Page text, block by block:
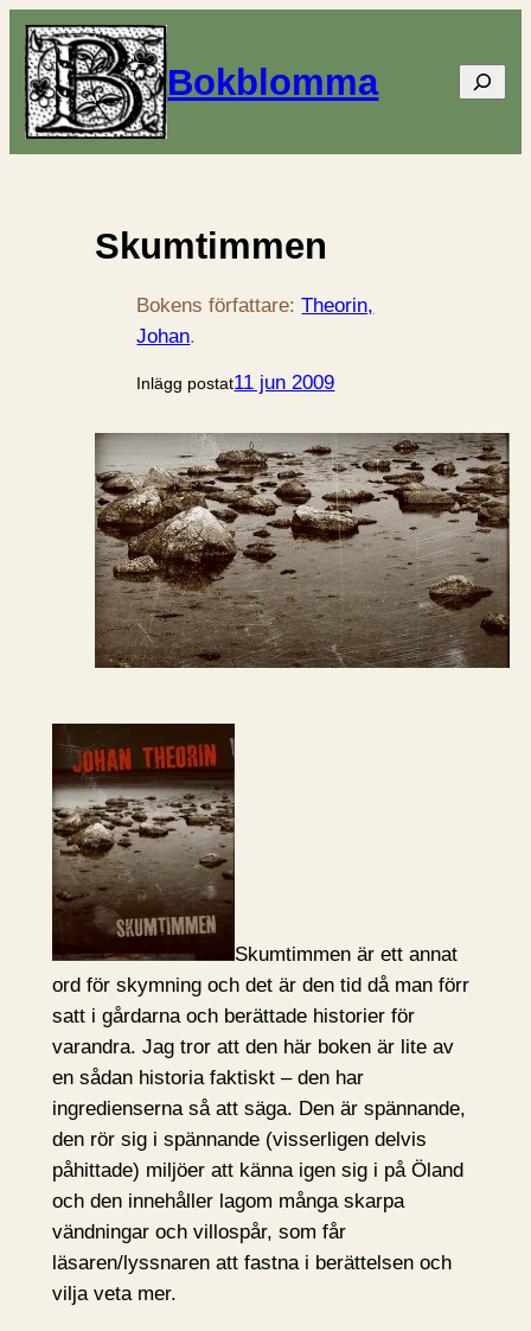
Bokblomma Sök
Skumtimmen
Bokens författare:Theorin,
Johan.
Inlägg postat11 jun 2009
Skumtimmen är ett annat
ord för skymning och det är den tid då man förr
satt i gårdarna och berättade historier för
varandra. Jag tror att den här boken är lite av
en sådan historia faktiskt – den har
ingredienserna så att säga. Den är spännande,
den rör sig i spännande (visserligen delvis
påhittade) miljöer att känna igen sig i på Öland
och den innehåller lagom många skarpa
vändningar och villospår, som får
läsaren/lyssnaren att fastna i berättelsen och
vilja veta mer.